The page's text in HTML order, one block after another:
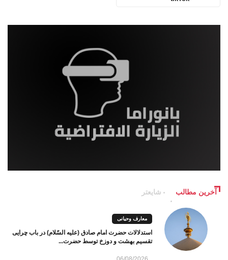
آخرین مطالب شایعتر
معارف وحیانی
استدلالات حضرت امام صادق (علیه السّلام) در باب چرایی
تقسیم بهشت و دوزخ توسط حضرت...